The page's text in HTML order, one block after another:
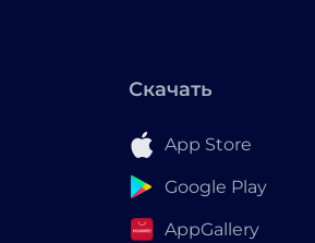
Скачать
App Store
Google Play
AppGallery